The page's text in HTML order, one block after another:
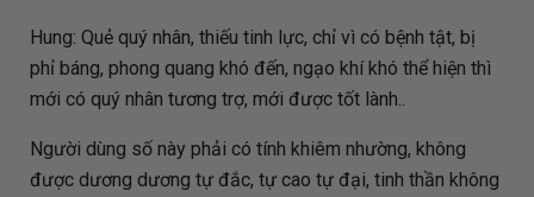
Hung: Quẻ quý nhân, thiếu tinh lực, chỉ vì có bệnh tật, bị
phỉ báng, phong quang khó đến, ngạo khí khó thể hiện thì
mới có quý nhân tương trợ, mới được tốt lành..
Người dùng số này phải có tính khiêm nhường, không
được dương dương tự đắc, tự cao tự đại, tinh thần không